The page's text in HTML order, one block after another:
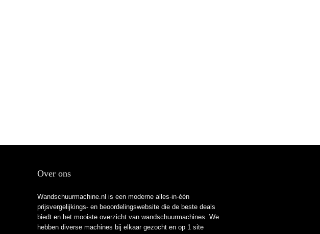
Over ons
Wandschuurmachine.nl is een moderne alles-in-één
prijsvergelijkings- en beoordelingswebsite die de beste deals
biedt en het mooiste overzicht van wandschuurmachines. We
hebben diverse machines bij elkaar gezocht en op 1 site